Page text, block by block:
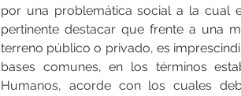
por una problemática social a la cual
pertinente destacar que frente a una
terreno público o privado, es
bases comunes, en los términos
Humanos, acorde con los cuales